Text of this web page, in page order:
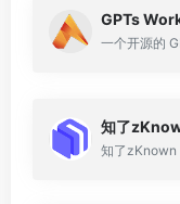
GPTs
知了